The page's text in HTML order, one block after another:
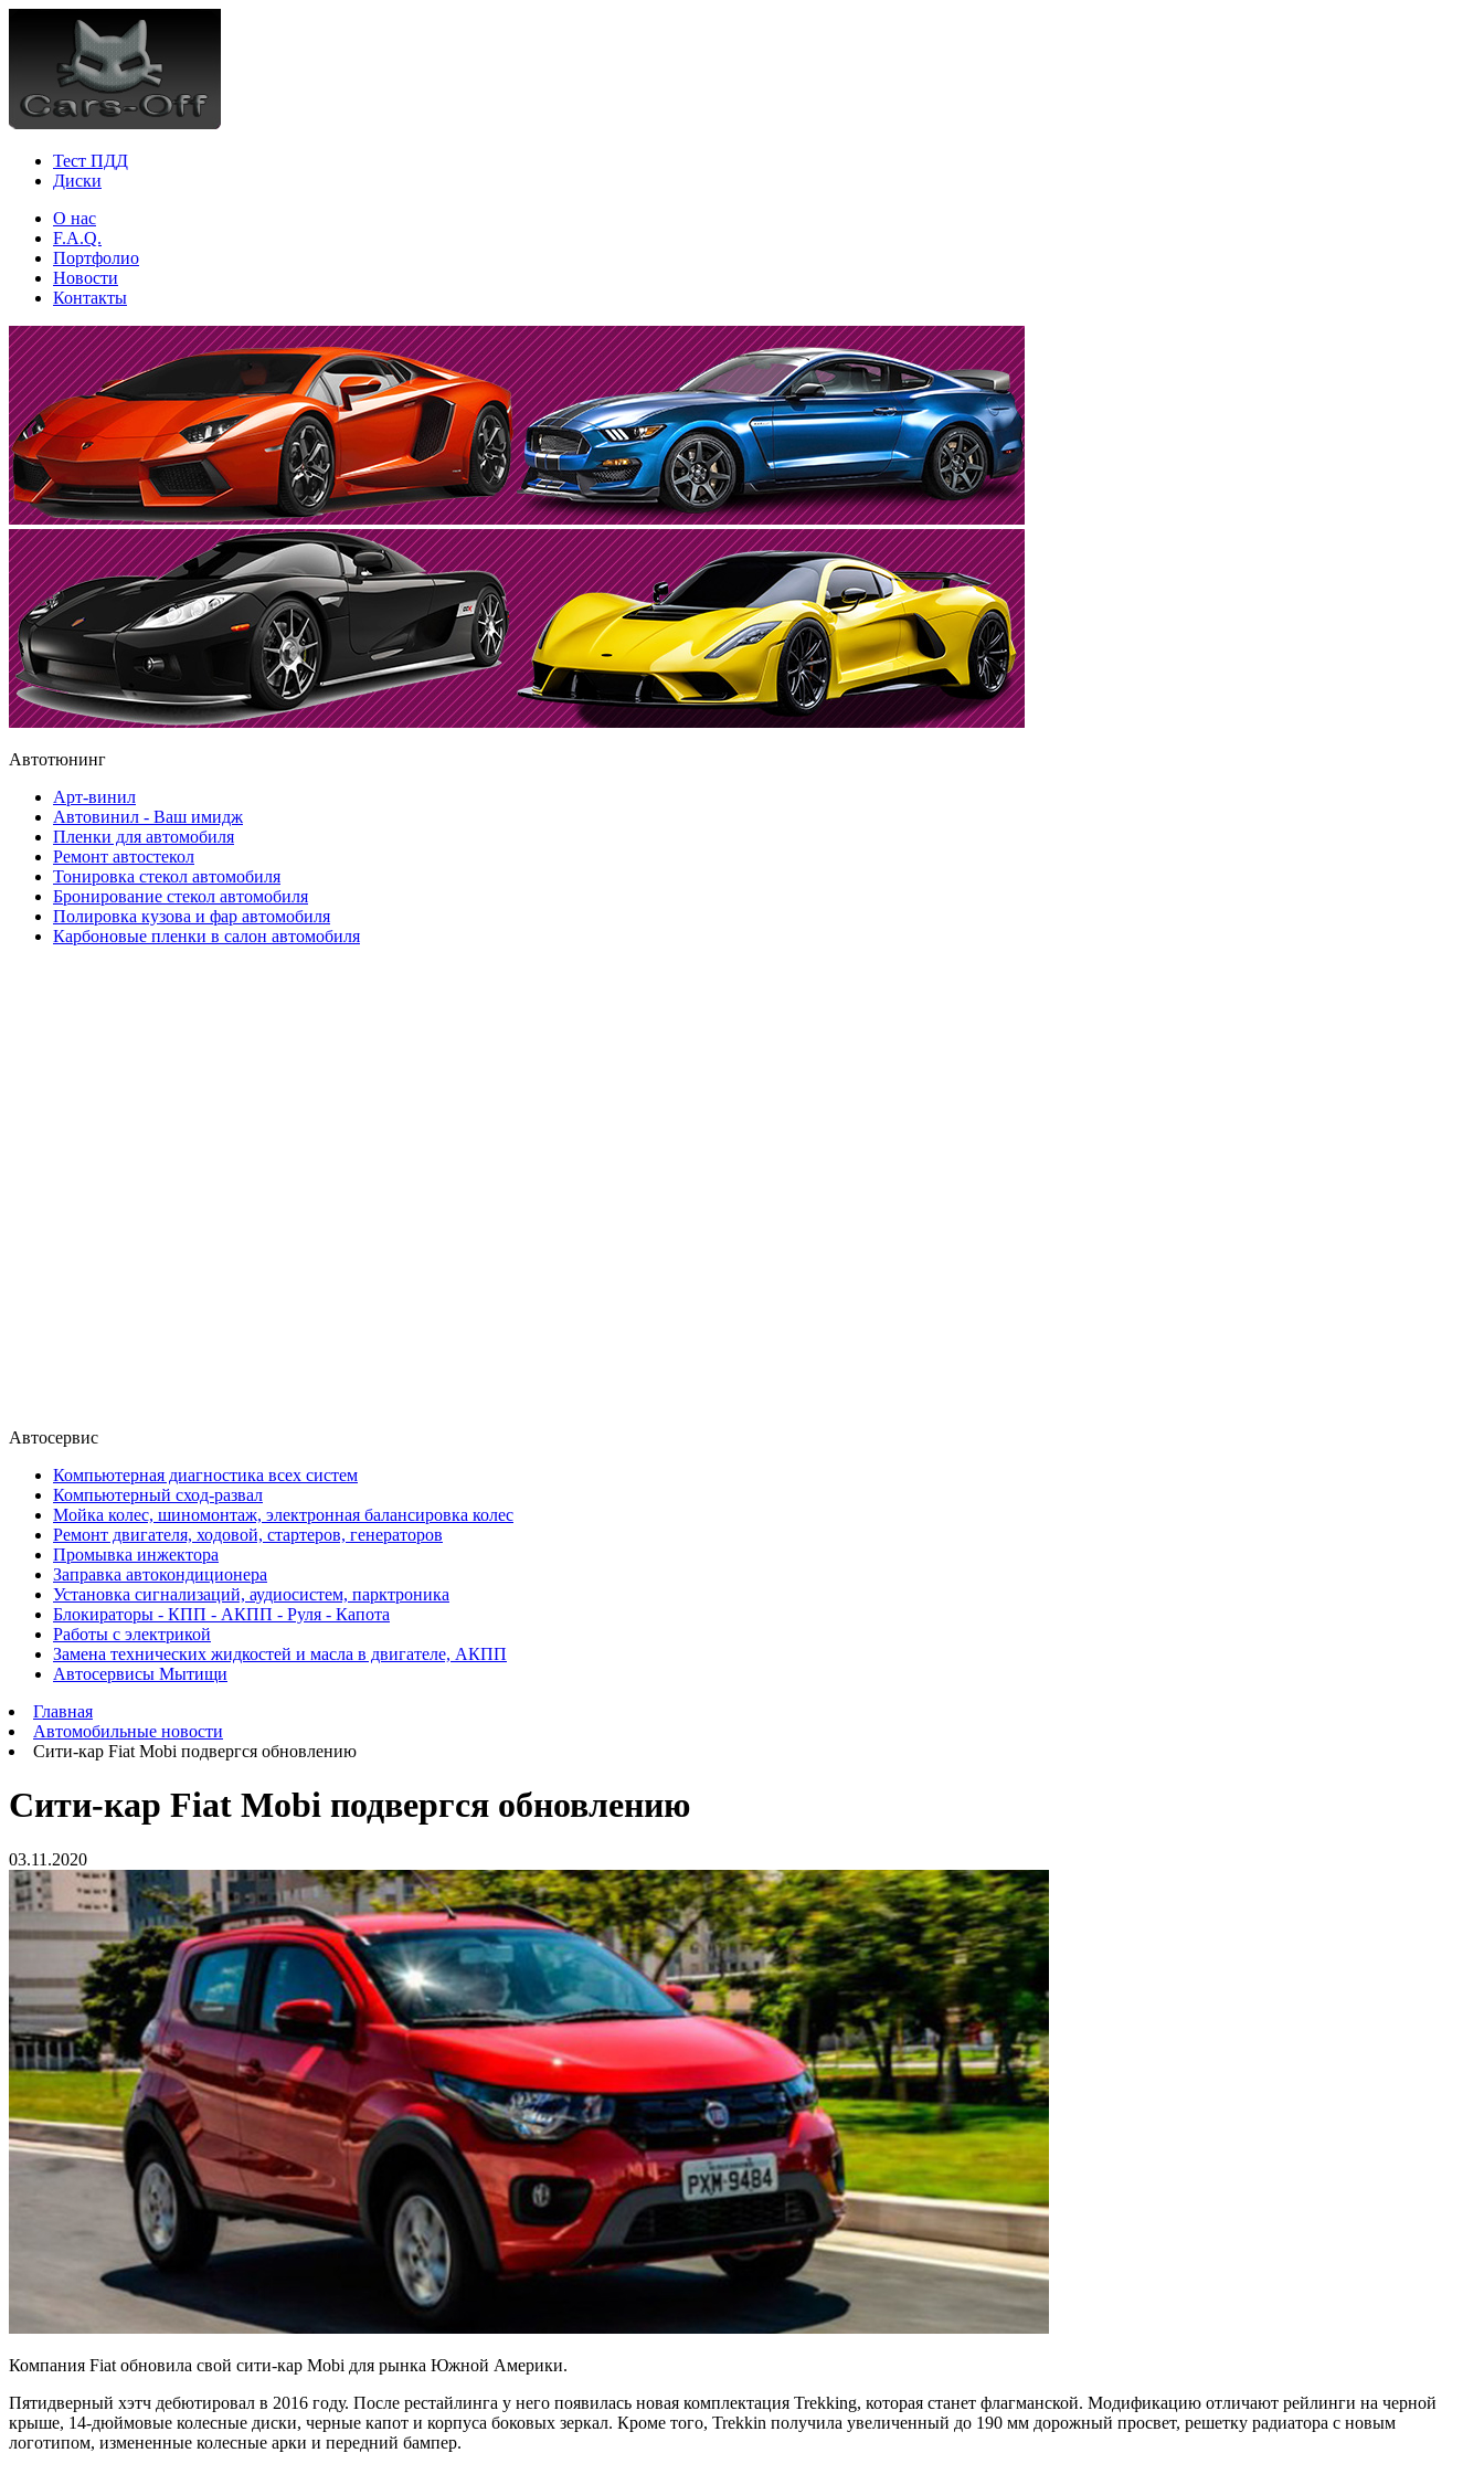
Тест ПДД
Диски
О нас
F.A.Q.
Портфолио
Новости
Контакты
Автотюнинг
Арт-винил
Автовинил - Ваш имидж
Пленки для автомобиля
Ремонт автостекол
Тонировка стекол автомобиля
Бронирование стекол автомобиля
Полировка кузова и фар автомобиля
Карбоновые пленки в салон автомобиля
Автосервис
Компьютерная диагностика всех систем
Компьютерный сход-развал
Мойка колес, шиномонтаж, электронная балансировка колес
Ремонт двигателя, ходовой, стартеров, генераторов
Промывка инжектора
Заправка автокондиционера
Установка сигнализаций, аудиосистем, парктроника
Блокираторы - КПП - АКПП - Руля - Капота
Работы с электрикой
Замена технических жидкостей и масла в двигателе, АКПП
Автосервисы Мытищи
Главная
Автомобильные новости
Сити-кар Fiat Mobi подвергся обновлению
Сити-кар Fiat Mobi подвергся обновлению
03.11.2020
Компания Fiat обновила свой сити-кар Mobi для рынка Южной Америки.
Пятидверный хэтч дебютировал в 2016 году. После рестайлинга у него появилась новая комплектация Trekking, которая станет флагманской. Модификацию отличают рейлинги на черной
крыше, 14-дюймовые колесные диски, черные капот и корпуса боковых зеркал. Кроме того, Trekkin получила увеличенный до 190 мм дорожный просвет, решетку радиатора с новым
логотипом, измененные колесные арки и передний бампер.